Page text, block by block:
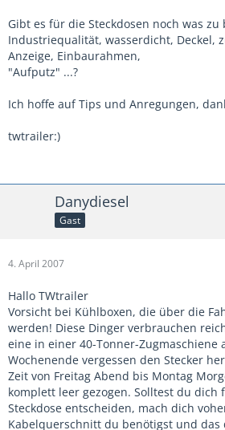
Gibt es für die Steckdosen noch was zu
Industriequalität, wasserdicht, Deckel,
Anzeige, Einbaurahmen,
"Aufputz" ...?
Ich hoffe auf Tips und Anregungen,
twtrailer:)
Danydiesel
Gast
4. April 2007
Hallo TWtrailer
Vorsicht bei Kühlboxen, die über die
werden! Diese Dinger verbrauchen
eine in einer 40-Tonner-Zugmaschiene
Wochenende vergessen den Stecker
Zeit von Freitag Abend bis Montag
komplett leer gezogen. Solltest du dich
Steckdose entscheiden, mach dich
Kabelquerschnitt du benötigst und das